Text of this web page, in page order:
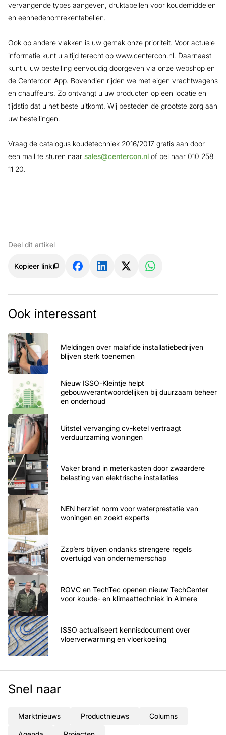
vervangende types aangeven, druktabellen voor koudemiddelen
en eenhedenomrekentabellen.
Ook op andere vlakken is uw gemak onze prioriteit. Voor actuele
informatie kunt u altijd terecht op www.centercon.nl. Daarnaast
kunt u uw bestelling eenvoudig doorgeven via onze webshop en
de Centercon App. Bovendien rijden we met eigen vrachtwagens
en chauffeurs. Zo ontvangt u uw producten op een locatie en
tijdstip dat u het beste uitkomt. Wij besteden de grootste zorg aan
uw bestellingen.
Vraag de catalogus koudetechniek 2016/2017 gratis aan door
een mail te sturen naar sales@centercon.nl of bel naar 010 258
11 20.
Deel dit artikel
Kopieer link
Ook interessant
Meldingen over malafide installatiebedrijven
blijven sterk toenemen
Nieuw ISSO-Kleintje helpt
gebouwverantwoordelijken bij duurzaam beheer
en onderhoud
Uitstel vervanging cv-ketel vertraagt
verduurzaming woningen
Vaker brand in meterkasten door zwaardere
belasting van elektrische installaties
NEN herziet norm voor waterprestatie van
woningen en zoekt experts
Zzp’ers blijven ondanks strengere regels
overtuigd van ondernemerschap
ROVC en TechTec openen nieuw TechCenter
voor koude- en klimaattechniek in Almere
ISSO actualiseert kennisdocument over
vloerverwarming en vloerkoeling
Snel naar
Marktnieuws Productnieuws Columns